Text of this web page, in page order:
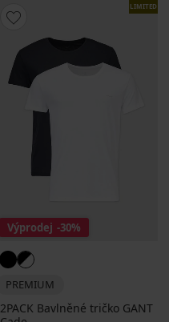
LIMITED
Výprodej -30%
PREMIUM
2PACK Bavlněné tričko GANT